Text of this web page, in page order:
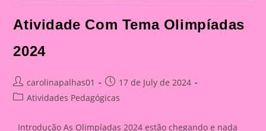
Atividade Com Tema Olimpíadas
2024
Post
author:
carolinapalhas01
Post
published:
17 de July de 2024
PostAtividades Pedagógicas
Introdução As Olimpíadas 2024 estão chegando e nada